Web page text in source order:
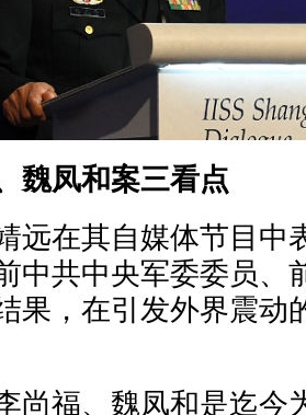
魏凤和案三看点
远在其自媒体节目中
中共中央军委委员、
果，在引发外界震动
尚福、魏凤和是迄今